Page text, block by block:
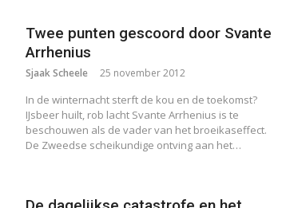
Twee punten gescoord door Svante
Arrhenius
Sjaak Scheele 25 november 2012
In de winternacht sterft de kou en de toekomst?
IJsbeer huilt, rob lacht Svante Arrhenius is te
beschouwen als de vader van het broeikaseffect.
De Zweedse scheikundige ontving aan het…